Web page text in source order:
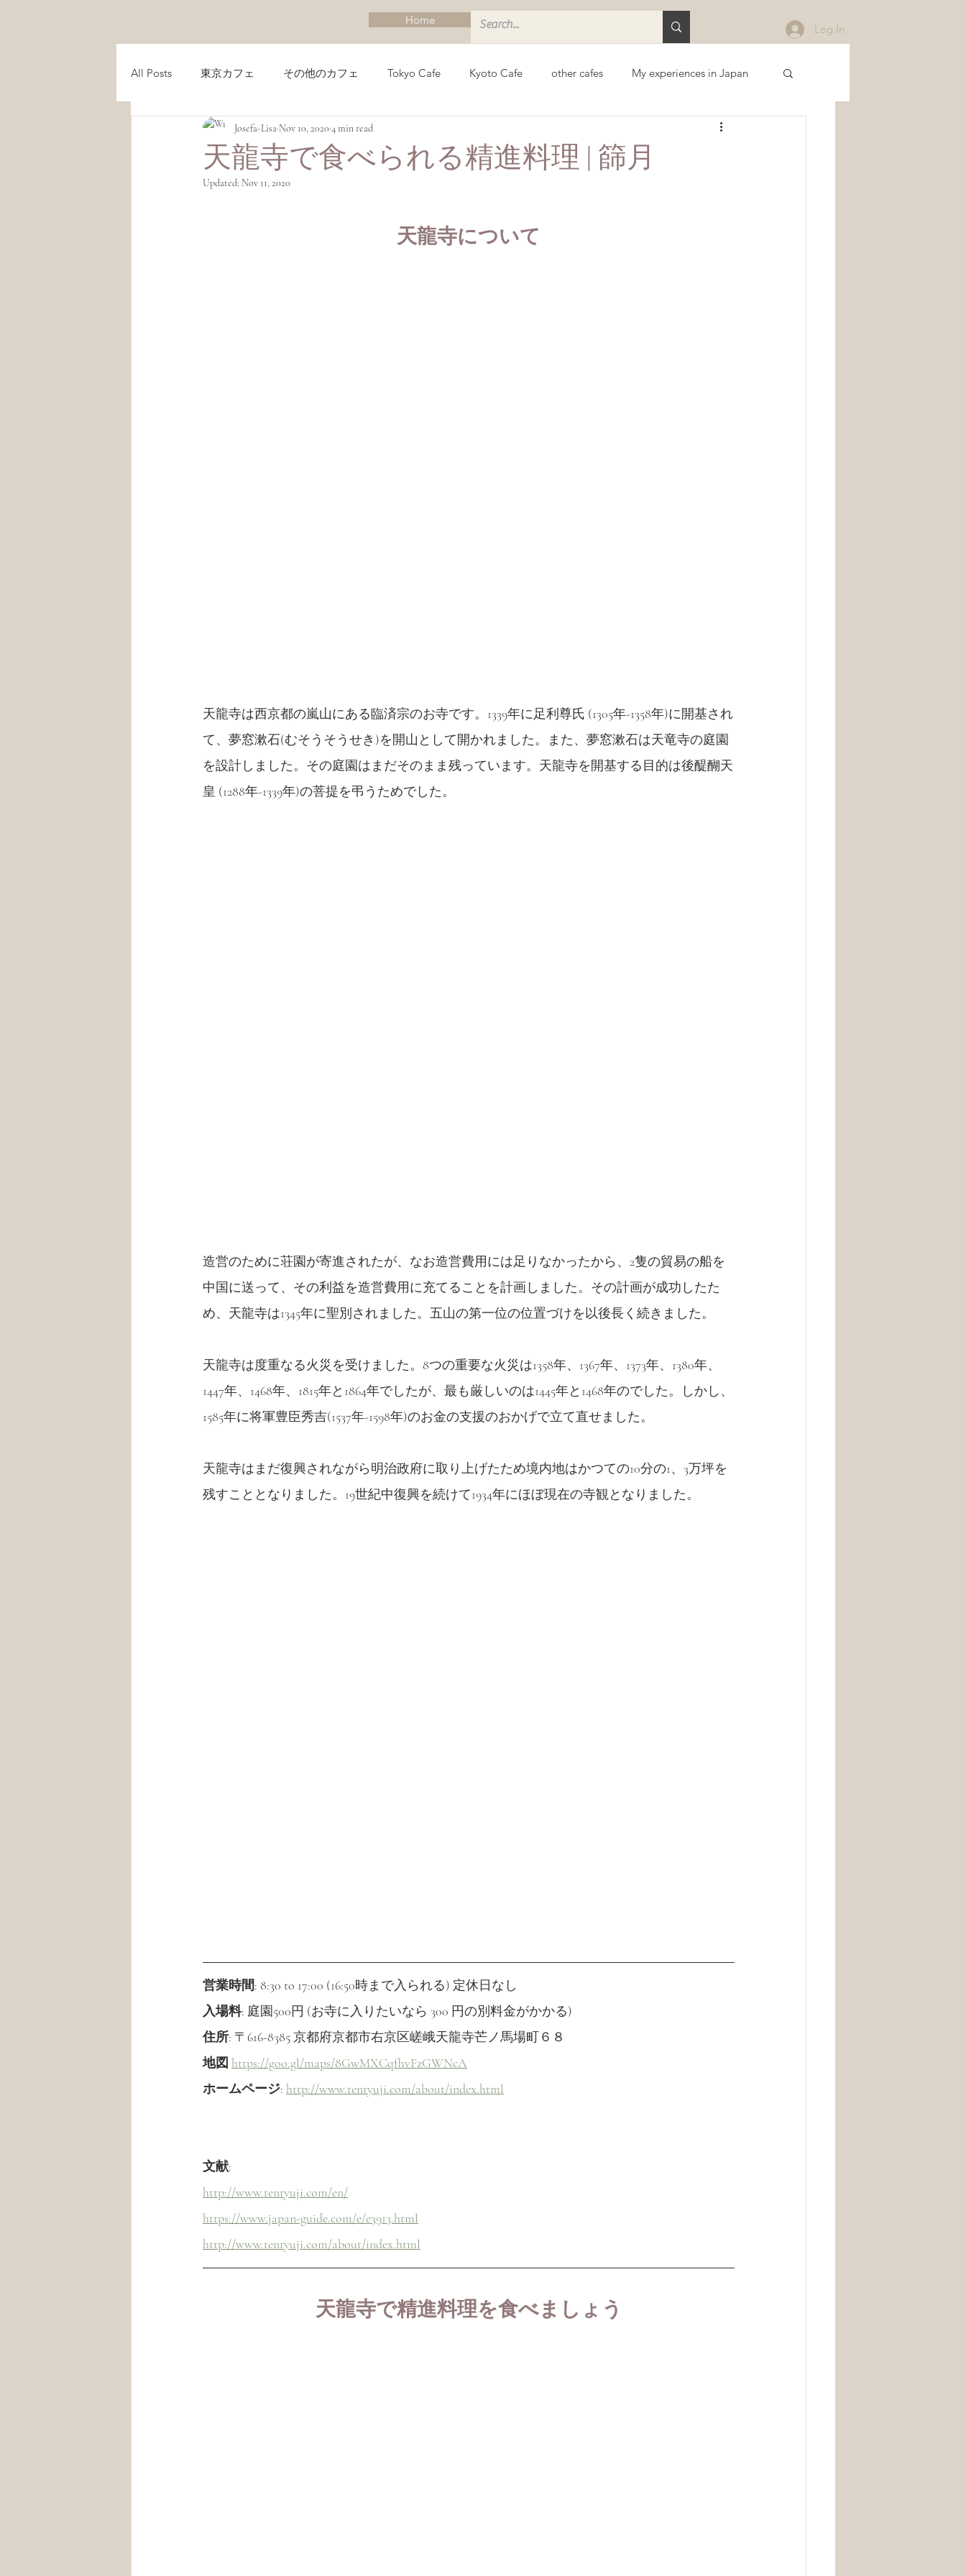
Home
Log In
All Posts 東京カフェ その他のカフェ Tokyo Cafe Kyoto Cafe other cafes My experiences in Japan
Recipes 京都ガイド Kyoto Guide Sustainability
京都カフェ サステナビリティ
天龍寺で食べられる精進料理 | 篩月
Josefa-Lisa Nov 10, 2020 4 min read
Updated: Nov 11, 2020
天龍寺について
天龍寺は西京都の嵐山にある臨済宗のお寺です。1339年に足利尊氏 (1305年-1358年)に開基され
て、夢窓漱石(むそうそうせき)を開山として開かれました。また、夢窓漱石は天竜寺の庭園
を設計しました。その庭園はまだそのまま残っています。天龍寺を開基する目的は後醍醐天
皇 (1288年-1339年)の菩提を弔うためでした。
造営のために荘園が寄進されたが、なお造営費用には足りなかったから、2隻の貿易の船を
中国に送って、その利益を造営費用に充てることを計画しました。その計画が成功したた
め、天龍寺は1345年に聖別されました。五山の第一位の位置づけを以後長く続きました。
天龍寺は度重なる火災を受けました。8つの重要な火災は1358年、1367年、1373年、1380年、
1447年、1468年、1815年と1864年でしたが、最も厳しいのは1445年と1468年のでした。しかし、
1585年に将軍豊臣秀吉(1537年-1598年)のお金の支援のおかげで立て直せました。
天龍寺はまだ復興されながら明治政府に取り上げたため境内地はかつての10分の1、3万坪を
残すこととなりました。19世紀中復興を続けて1934年にほぼ現在の寺観となりました。
営業時間: 8:30 to 17:00 (16:50時まで入られる) 定休日なし
入場料: 庭園500円 (お寺に入りたいなら 300 円の別料金がかかる)
住所: 〒616-8385 京都府京都市右京区嵯峨天龍寺芒ノ馬場町６８
地図 https://goo.gl/maps/8GwMXCqfhvFzGWNcA
ホームページ: http://www.tenryuji.com/about/index.html
文献:
http://www.tenryuji.com/en/
https://www.japan-guide.com/e/e3913.html
http://www.tenryuji.com/about/index.html
天龍寺で精進料理を食べましょう